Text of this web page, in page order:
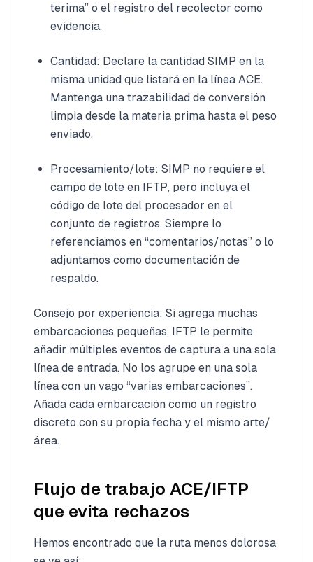
terima” o el registro del recolector como
evidencia.
Cantidad: Declare la cantidad SIMP en la
misma unidad que listará en la línea ACE.
Mantenga una trazabilidad de conversión
limpia desde la materia prima hasta el peso
enviado.
Procesamiento/lote: SIMP no requiere el
campo de lote en IFTP, pero incluya el
código de lote del procesador en el
conjunto de registros. Siempre lo
referenciamos en “comentarios/notas” o lo
adjuntamos como documentación de
respaldo.
Consejo por experiencia: Si agrega muchas
embarcaciones pequeñas, IFTP le permite
añadir múltiples eventos de captura a una sola
línea de entrada. No los agrupe en una sola
línea con un vago “varias embarcaciones”.
Añada cada embarcación como un registro
discreto con su propia fecha y el mismo arte/
área.
Flujo de trabajo ACE/IFTP
que evita rechazos
Hemos encontrado que la ruta menos dolorosa